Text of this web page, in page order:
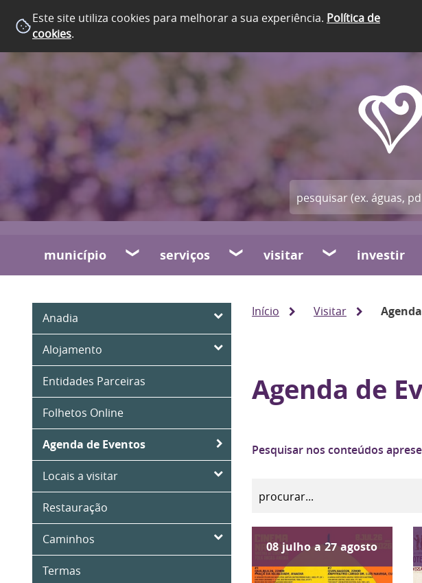
Este site utiliza cookies para melhorar a sua experiência. Política de
cookies.
município serviços visitar investir
Anadia
Alojamento
Entidades Parceiras
Folhetos Online
Agenda de Eventos
Locais a visitar
Restauração
Caminhos
Termas
Início Visitar
Agenda de
Pesquisar nos conteúdos
08 julho a 27 agosto